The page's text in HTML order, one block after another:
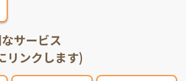
サービス
リンクします)